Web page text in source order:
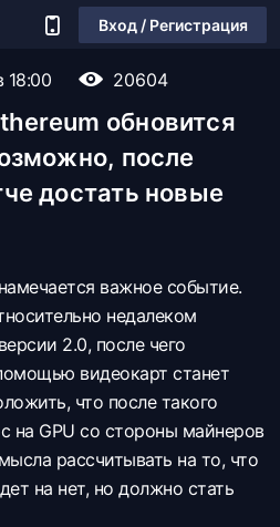
Вход / Регистрация
18:00 20604
обновится
после
достать новые
важное событие.
недалеком
2.0, после чего
видеокарт станет
что после такого
на GPU со стороны майнеров
рассчитывать на то, что
на нет, но должно стать